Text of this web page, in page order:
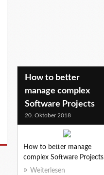
How to better
manage complex
Software Projects
20. Oktober 2018
How to better manage
complex Software Projects
Weiterlesen